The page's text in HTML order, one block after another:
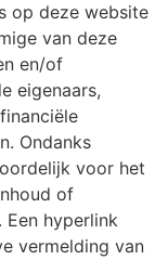
op deze website
van deze
en/of
eigenaars,
Ondanks
voor het
of
hyperlink
vermelding van